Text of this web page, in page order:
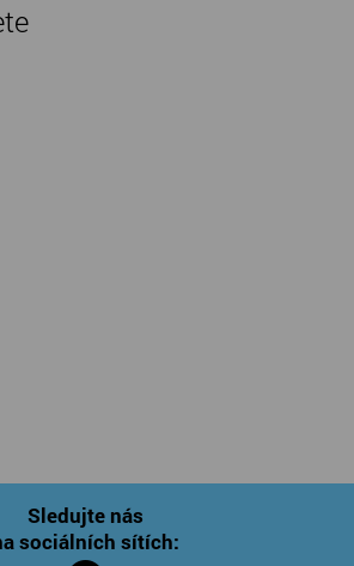
Sledujte nás
sociálních sítích: